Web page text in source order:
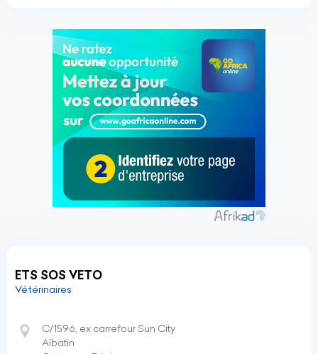
ETS SOS VETO
Vétérinaires
C/1596, ex carrefour Sun City
Aïbatin